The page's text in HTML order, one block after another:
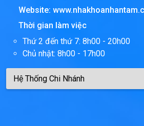
Website:
Thời gian làm việc
Thứ 2 đến thứ 7: 8h00 - 20h00
Chủ nhật: 8h00 - 17h00